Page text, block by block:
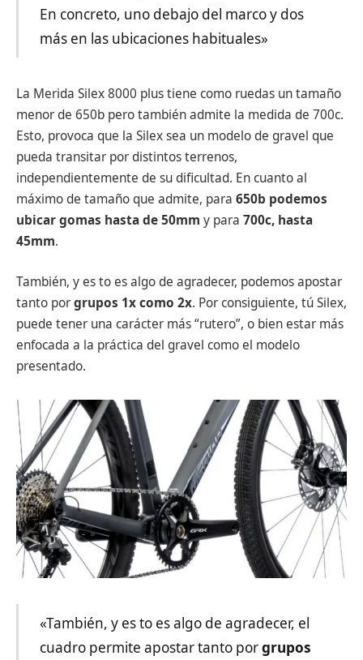
En concreto, uno debajo del marco y dos
más en las ubicaciones habituales»
La Merida Silex 8000 plus tiene como ruedas un tamaño
menor de 650b pero también admite la medida de 700c.
Esto, provoca que la Silex sea un modelo de gravel que
pueda transitar por distintos terrenos,
independientemente de su dificultad. En cuanto al
máximo de tamaño que admite, para 650b podemos
ubicar gomas hasta de 50mm y para 700c, hasta
45mm.
También, y es to es algo de agradecer, podemos apostar
tanto porgrupos 1x como 2x. Por consiguiente, tú Silex,
puede tener una carácter más “rutero”, o bien estar más
enfocada a la práctica del gravel como el modelo
presentado.
«También, y es to es algo de agradecer, el
cuadro permite apostar tanto porgrupos